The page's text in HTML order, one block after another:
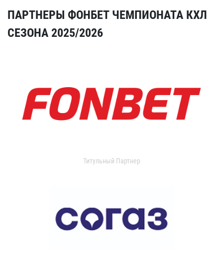
ПАРТНЕРЫ ФОНБЕТ ЧЕМПИОНАТА КХЛ
СЕЗОНА 2025/2026
Титульный Партнер